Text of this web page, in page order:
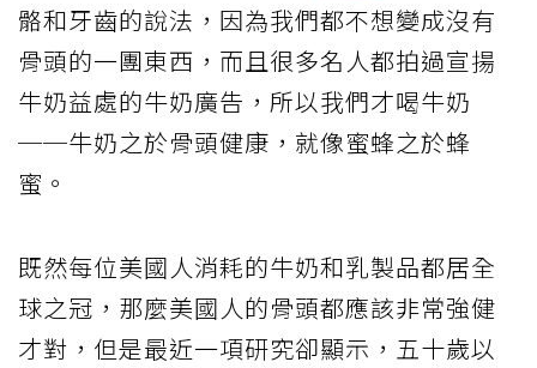
骼和牙齒的說法，因為我們都不想變成沒有
骨頭的一團東西，而且很多名人都拍過宣揚
牛奶益處的牛奶廣告，所以我們才喝牛奶
──牛奶之於骨頭健康，就像蜜蜂之於蜂
蜜。
既然每位美國人消耗的牛奶和乳製品都居全
球之冠，那麼美國人的骨頭都應該非常強健
才對，但是最近一項研究卻顯示，五十歲以